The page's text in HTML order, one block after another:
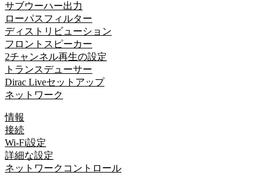
サブウーハー出力
ローパスフィルター
ディストリビューション
フロントスピーカー
2チャンネル再生の設定
トランスデューサー
Dirac Liveセットアップ
ネットワーク
情報
接続
Wi-Fi設定
詳細な設定
ネットワークコントロール